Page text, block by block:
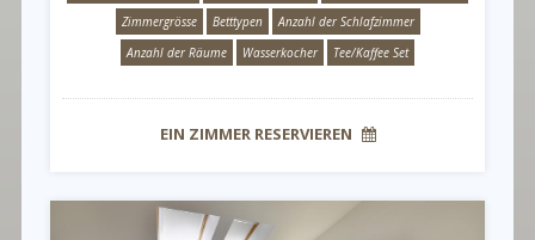
Zimmergrösse
Betttypen
Anzahl der Schlafzimmer
Anzahl der Räume
Wasserkocher Tee/Kaffee Set
EIN ZIMMER RESERVIEREN